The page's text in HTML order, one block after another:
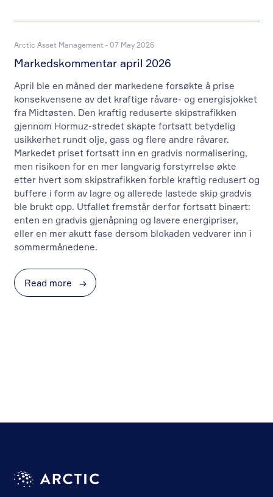
Arctic Asset Management - 07 May 2026
Markedskommentar april 2026
April ble en måned der markedene forsøkte å prise
konsekvensene av det kraftige råvare- og energisjokket
fra Midtøsten. Den kraftig reduserte skipstrafikken
gjennom Hormuz-stredet skapte fortsatt betydelig
usikkerhet rundt olje, gass og flere andre råvarer.
Markedet priset fortsatt inn en gradvis normalisering,
men risikoen for en mer langvarig forstyrrelse økte
etter hvert som skipstrafikken forble kraftig redusert og
buffere i form av lagre og allerede lastede skip gradvis
ble brukt opp. Utfallet fremstår derfor fortsatt binært:
enten en gradvis gjenåpning og lavere energipriser,
eller en mer akutt fase dersom blokaden vedvarer inn i
sommermånedene.
Read more →